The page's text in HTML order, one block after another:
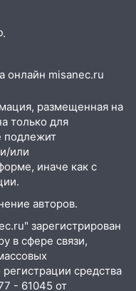
судить десять
две области
получила
автомобилей
будет
5 августа
13-
посадили в
в Волге
самый
онлайн misanec.ru
размещенная на
только для
подлежит
или
иначе как с
авторов.
зарегистрирован
в сфере связи,
средства
- 61045 от